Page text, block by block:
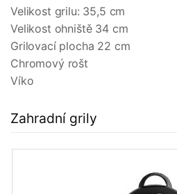
Velikost grilu: 35,5 cm
Velikost ohniště 34 cm
Grilovací plocha 22 cm
Chromový rošt
Víko
Zahradní grily